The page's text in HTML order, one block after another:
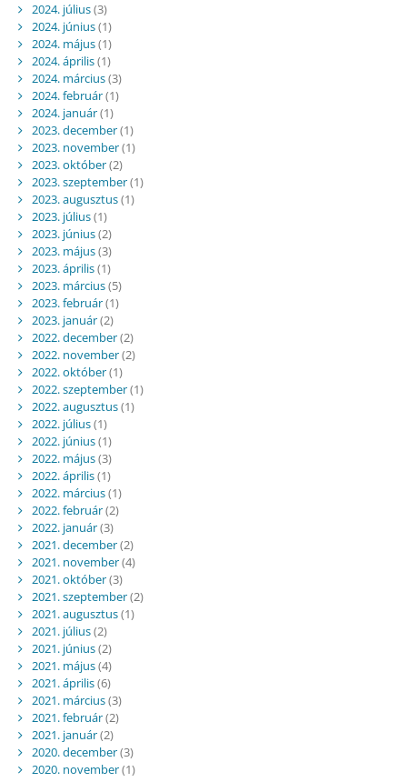
2024. július(3)
2024. június(1)
2024. május(1)
2024. április(1)
2024. március(3)
2024. február(1)
2024. január(1)
2023. december(1)
2023. november(1)
2023. október(2)
2023. szeptember(1)
2023. augusztus(1)
2023. július(1)
2023. június(2)
2023. május(3)
2023. április(1)
2023. március(5)
2023. február(1)
2023. január(2)
2022. december(2)
2022. november(2)
2022. október(1)
2022. szeptember(1)
2022. augusztus(1)
2022. július(1)
2022. június(1)
2022. május(3)
2022. április(1)
2022. március(1)
2022. február(2)
2022. január(3)
2021. december(2)
2021. november(4)
2021. október(3)
2021. szeptember(2)
2021. augusztus(1)
2021. július(2)
2021. június(2)
2021. május(4)
2021. április(6)
2021. március(3)
2021. február(2)
2021. január(2)
2020. december(3)
2020. november(1)